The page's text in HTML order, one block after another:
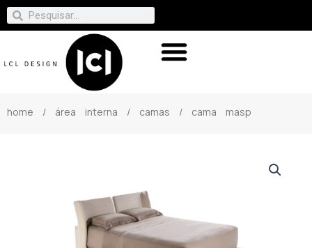
home / área interna / camas / cama masp